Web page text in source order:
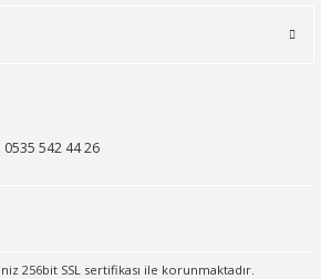
0535 542 44 26
256bit SSL sertifikası ile korunmaktadır.